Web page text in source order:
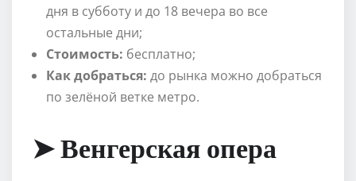
дня в субботу и до 18 вечера во все
остальные дни;
Стоимость: бесплатно;
Как добраться: до рынка можно добраться
по зелёной ветке метро.
➤ Венгерская опера